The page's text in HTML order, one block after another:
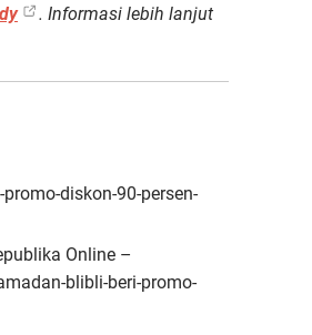
. Informasi lebih lanjut
diskon-90-persen-
Online –
blibli-beri-promo-